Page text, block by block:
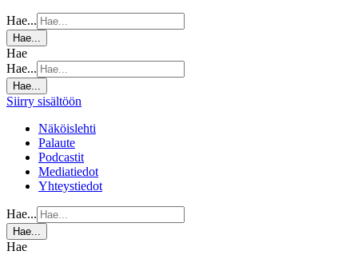
Hae...
Hae...
Hae
Hae...
Hae...
Siirry sisältöön
Näköislehti
Palaute
Podcastit
Mediatiedot
Yhteystiedot
Hae...
Hae...
Hae